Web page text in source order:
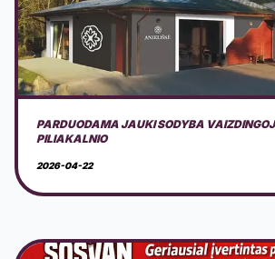
SOSVAN - RASK VEŽĖJĄ IR KAINĄ GREITAI